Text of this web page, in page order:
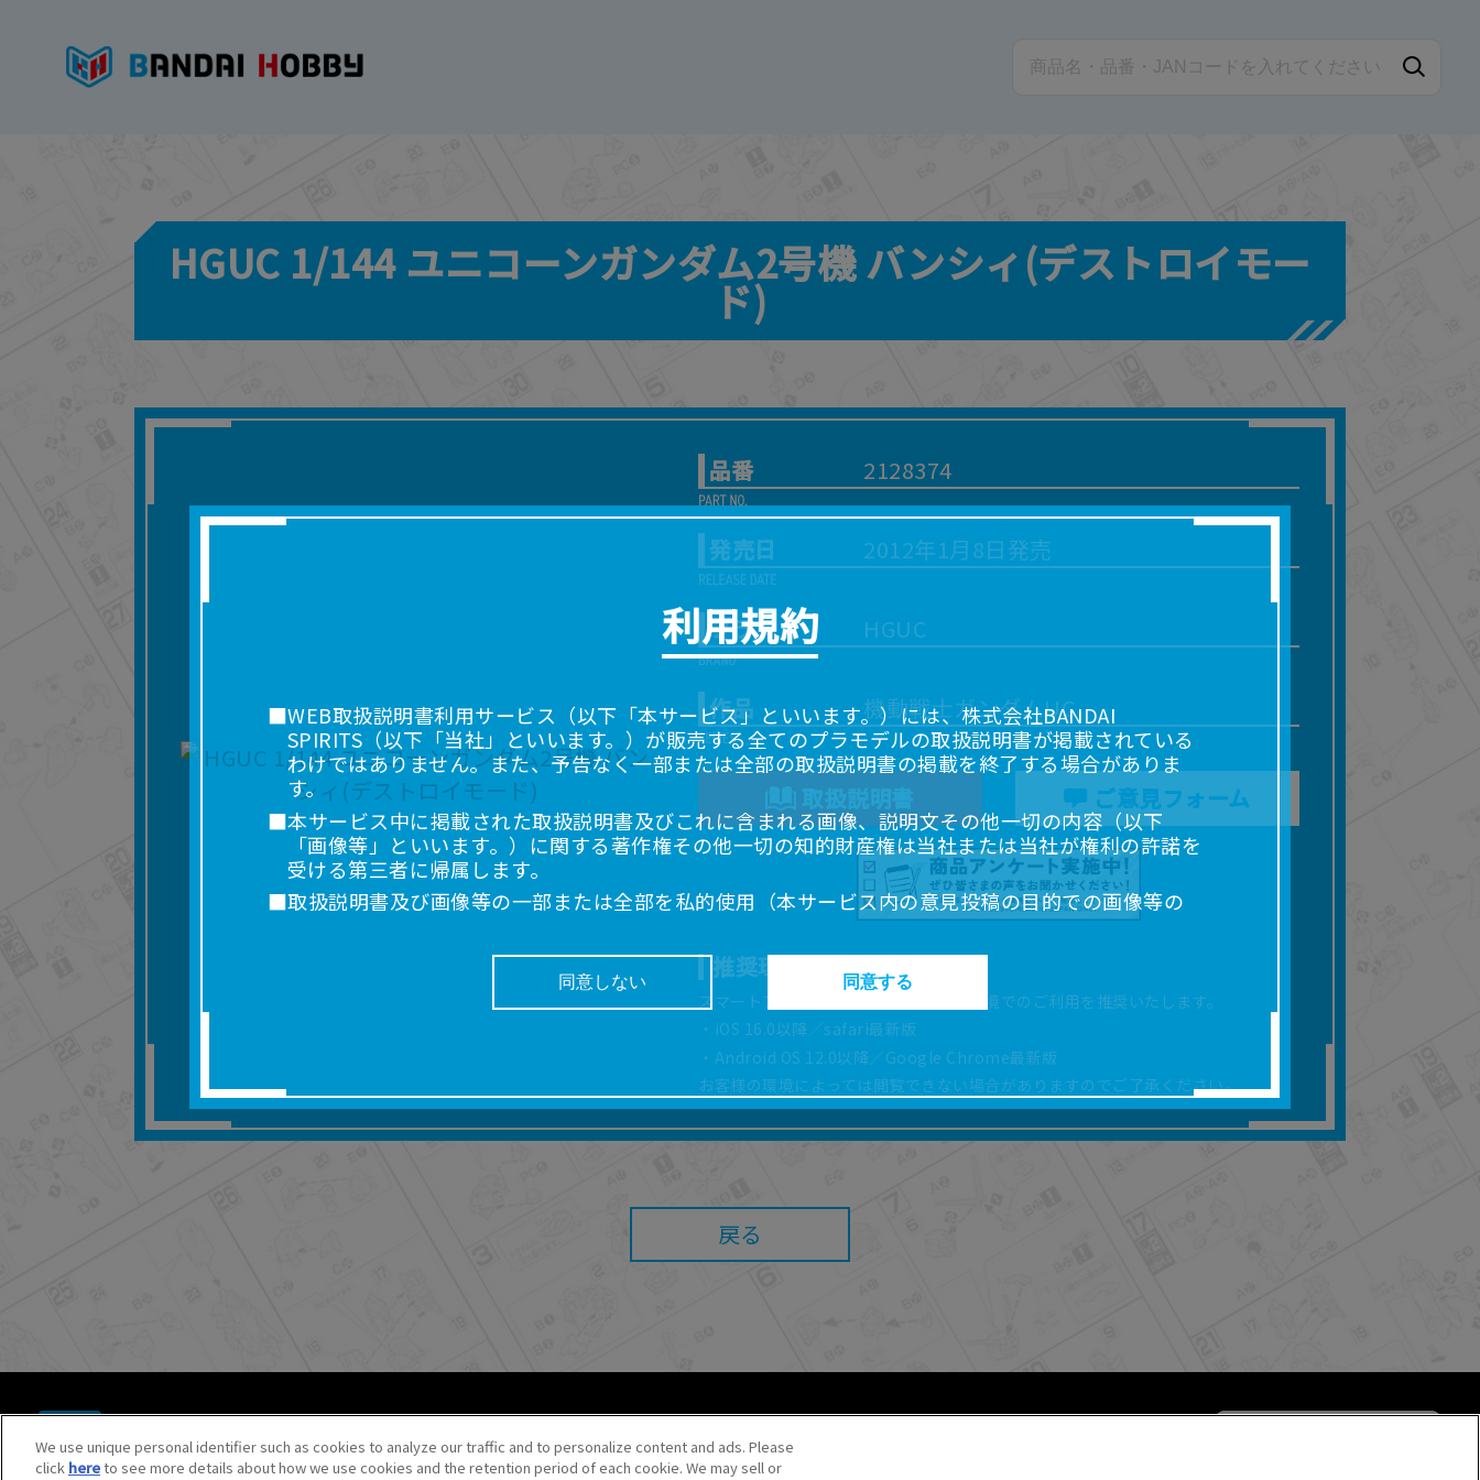
HGUC 1/144 ユニコーンガンダム2号機 バンシィ(デストロイモー
ド)
品番 2128374
発売日 2012年1月8日発売
ブランド HGUC
作品 機動戦士ガンダムUC
取扱説明書 ご意見フォーム
推奨環境について
スマートフォン、タブレットは以下の環境でのご利用を推奨いたします。
・iOS 16.0以降／safari最新版
・Android OS 12.0以降／Google Chrome最新版
お客様の環境によっては閲覧できない場合がありますのでご了承ください。
戻る
© BANDAI SPIRITS CO.,LTD. ALL RIGHTS RESERVED.
©創通・サンライズ ©創通・サンライズ・MBS
©SOTSU・SUNRISE ©SOTSU・SUNRISE・MBS
利用規約
■WEB取扱説明書利用サービス（以下「本サービス」といいます。）には、株式会社BANDAI
SPIRITS（以下「当社」といいます。）が販売する全てのプラモデルの取扱説明書が掲載されている
わけではありません。また、予告なく一部または全部の取扱説明書の掲載を終了する場合がありま
す。
■本サービス中に掲載された取扱説明書及びこれに含まれる画像、説明文その他一切の内容（以下
「画像等」といいます。）に関する著作権その他一切の知的財産権は当社または当社が権利の許諾を
受ける第三者に帰属します。
■取扱説明書及び画像等の一部または全部を私的使用（本サービス内の意見投稿の目的での画像等の
利用を含みます。）を超えて使用（複製、複写、改変、掲示、頒布、配信、販売、出版等を含むがこ
れに限りません。）することは禁止いたします。
■掲載している取扱説明書は、お客様が購入された商品に同梱されたものと異なる場合があります。
■対象商品仕様の変更などにより、取扱説明書の内容は予告なく変更される場合があります。
■当社は、取扱説明書の正確性確保に努めておりますが、取扱説明書の完全性を保証するものではあ
■お客様のご利用環境によっては、本サービスをご利用いただけない場合があります。
■本サービスを利用したこと、または利用できなかったことにより利用者に何らかの損害が生じたと
ても、当社は何らの責任も負いません。
■当社は、本サービスの内容・条件を予告なく変更または停止することがあります。また当社は、本
サービスの提供を終了することがあります。
同意しない 同意する
We use unique personal identifier such as cookies to analyze our traffic and to personalize content and ads. Please
click hereto see more details about how we use cookies and the retention period of each cookie. We may sell or